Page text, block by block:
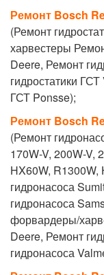
Ремонт Bosch
(Ремонт
харвестеры
Deere, Ремонт
гидростатики ГСТ
ГСТ Ponsse);
Ремонт Bosch
(Ремонт
170W-V, 200W-V,
HX60W, R1300W,
гидронасоса
гидронасоса
форвардеры/
Deere, Ремонт
гидронасоса